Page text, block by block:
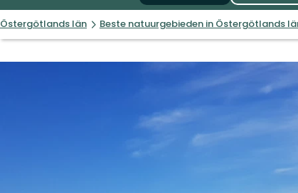
Östergötlands län Beste natuurgebieden in Östergötlands